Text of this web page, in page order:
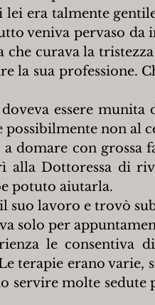
era talmente
veniva pervaso da
che curava la
la sua professione.
doveva essere
non al
domare con grossa
alla Dottoressa di
potuto aiutarla.
suo lavoro e trovò
solo per
le consentiva
terapie erano varie,
servire molte sedute